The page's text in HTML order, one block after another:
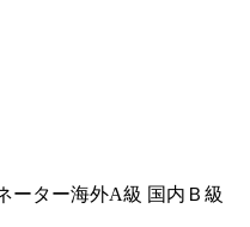
ター海外A級 国内Ｂ級